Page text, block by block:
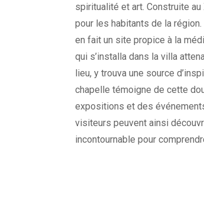
spiritualité et art. Construite
pour les habitants de la
en fait un site propice à la
qui s’installa dans la villa
lieu, y trouva une source
chapelle témoigne de cette
expositions et des
visiteurs peuvent ainsi
incontournable pour